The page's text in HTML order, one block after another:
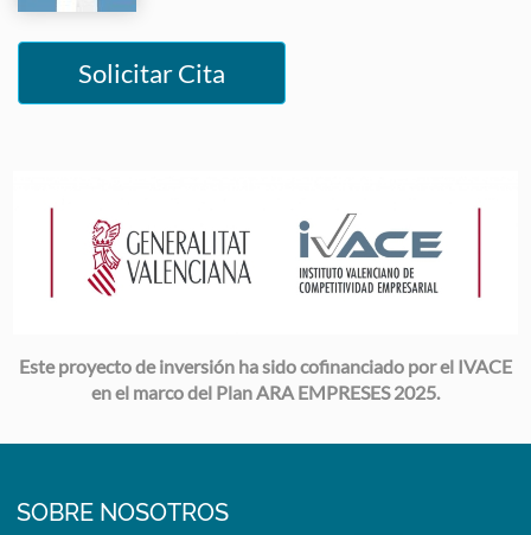
Solicitar Cita
Este proyecto de inversión ha sido cofinanciado por el IVACE
en el marco del Plan ARA EMPRESES 2025.
SOBRE NOSOTROS